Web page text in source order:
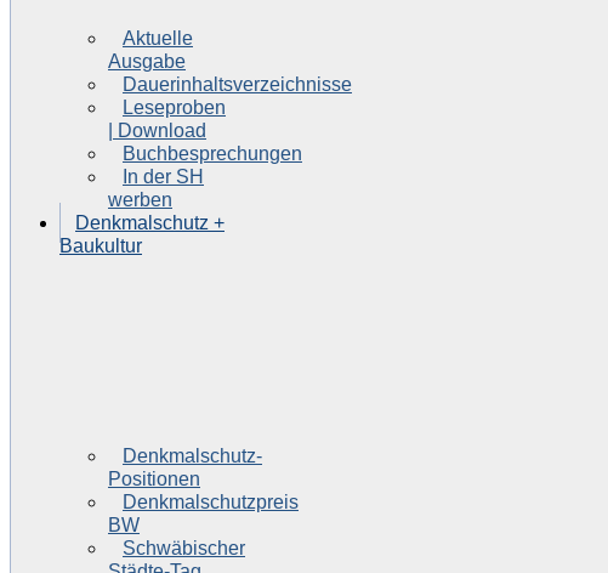
Aktuelle
Ausgabe
Dauerinhaltsverzeichnisse
Leseproben
| Download
Buchbesprechungen
In der SH
werben
Denkmalschutz +
Baukultur
Denkmalschutz-
Positionen
Denkmalschutzpreis
BW
Schwäbischer